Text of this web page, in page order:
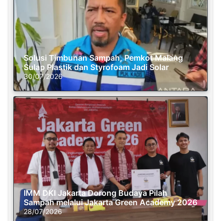
Solusi Timbunan Sampah, Pemkot Malang
Sulap Plastik dan Styrofoam Jadi Solar
30/07/2026
IMM DKI Jakarta Dorong Budaya Pilah
Sampah melalui Jakarta Green Academy 2026
28/07/2026